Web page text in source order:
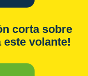
corta sobre
este volante!